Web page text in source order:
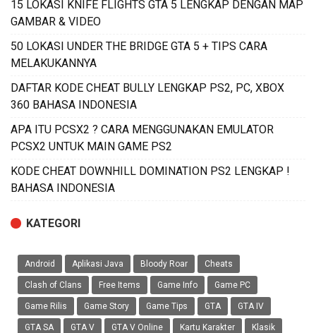
15 LOKASI KNIFE FLIGHTS GTA 5 LENGKAP DENGAN MAP
GAMBAR & VIDEO
50 LOKASI UNDER THE BRIDGE GTA 5 + TIPS CARA
MELAKUKANNYA
DAFTAR KODE CHEAT BULLY LENGKAP PS2, PC, XBOX
360 BAHASA INDONESIA
APA ITU PCSX2 ? CARA MENGGUNAKAN EMULATOR
PCSX2 UNTUK MAIN GAME PS2
KODE CHEAT DOWNHILL DOMINATION PS2 LENGKAP !
BAHASA INDONESIA
KATEGORI
Android Aplikasi Java Bloody Roar Cheats
Clash of Clans Free Items Game Info Game PC
Game Rilis Game Story Game Tips GTA GTA IV
GTA SA GTA V GTA V Online Kartu Karakter Klasik